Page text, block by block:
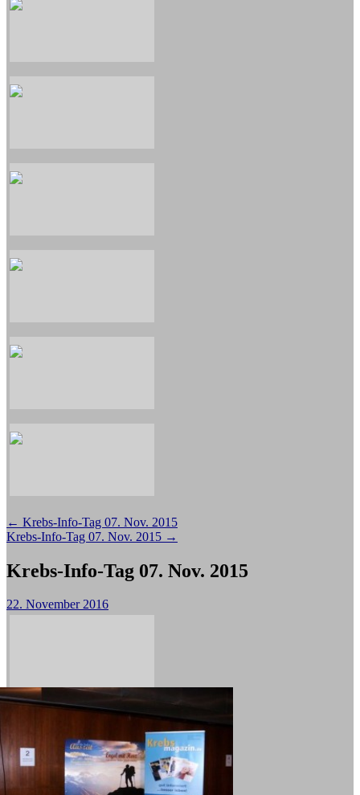
Beitragsnavigation
← Krebs-Info-Tag 07. Nov. 2015
Krebs-Info-Tag 07. Nov. 2015 →
Krebs-Info-Tag 07. Nov. 2015
22. November 2016